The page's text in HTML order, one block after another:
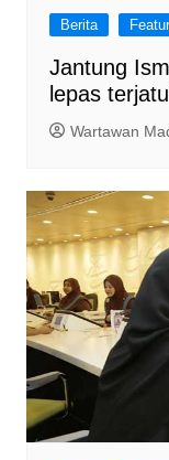
Berita
Jantung
lepas
Wartawan